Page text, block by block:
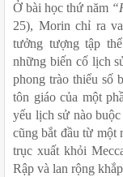
Ở bài học thứ năm
25), Morin chỉ ra
tưởng tượng tập
những biến cố lịch
phong trào thiểu số
tôn giáo của một
yếu lịch sử nào
cũng bắt đầu từ một
trục xuất khỏi
Rập và lan rộng